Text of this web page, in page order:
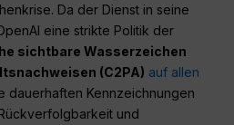
Da der Dienst in seine
eine strikte Politik der
sichtbare Wasserzeichen
(C2PA) auf allen
dauerhaften Kennzeichnungen
und